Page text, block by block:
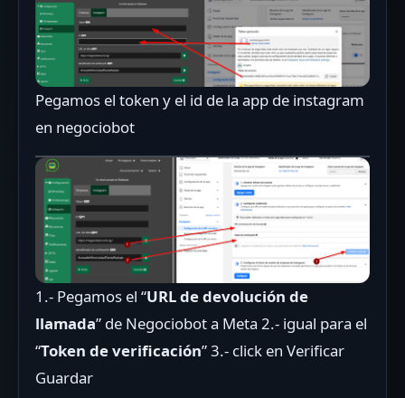
Pegamos el token y el id de la app de instagram
en negociobot
1.- Pegamos el “URL de devolución de
llamada” de Negociobot a Meta 2.- igual para el
“Token de verificación” 3.- click en Verificar
Guardar